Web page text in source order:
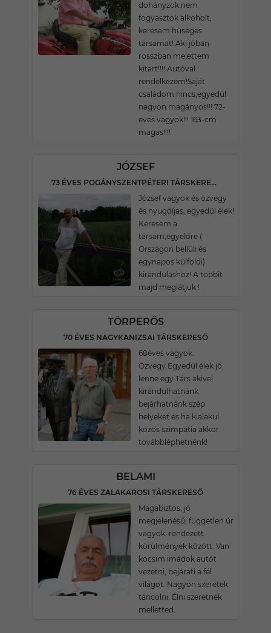
dohányzok.nem
fogyasztok alkoholt,
keresem hüséges
társamat! Aki jóban
rosszban melettem
kitart!!!! Autóval
rendelkezem!Saját
családom nincs,egyedül
nagyon magányos!!! 72-
éves vagyok!!! 163-cm
magas!!!!
JÓZSEF
73 ÉVES POGÁNYSZENTPÉTERI TÁRSKERESŐ
József vagyok és özvegy
és nyugdíjas, egyedül élek!
Keresem a
társam,egyelőre (
Országon bellüli és
egynapos külföldi)
kiránduláshoz! A többit
majd meglátjuk !
TÖRPERŐS
70 ÉVES NAGYKANIZSAI TÁRSKERESŐ
68éves vagyok.
Özvegy.Egyedül élek jó
lenne egy Társ akivel
kirándulhatnánk
bejárhatnánk szép
helyeket és ha kialakul
közös szimpátia akkor
továbbléphetnénk!
BELAMI
76 ÉVES ZALAKAROSI TÁRSKERESŐ
Magabiztos, jó
megjelenésű, független úr
vagyok, rendezett
körülmények között. Van
kocsim imádok autót
vezetni, bejárati a fél
világot. Nagyon szeretek
táncolni. Élni szeretnék
melletted.